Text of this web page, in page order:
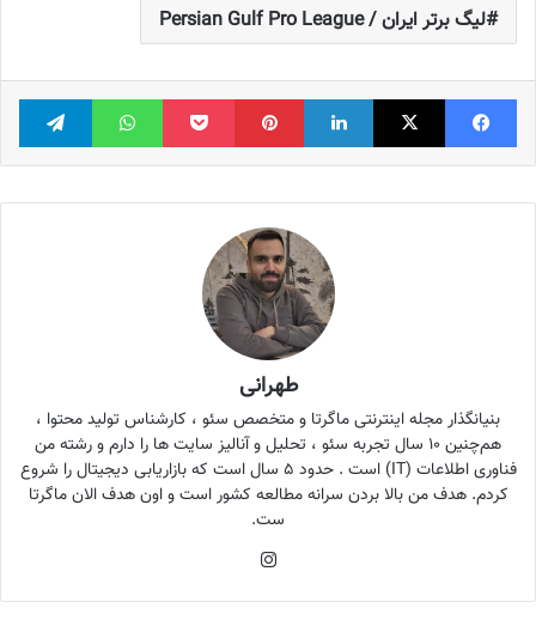
لیگ برتر ایران / Persian Gulf Pro League
فیس بوک X لینکدین ‫پین‌ترست پاکت واتس آپ
طهرانی
بنیانگذار مجله اینترنتی ماگرتا و متخصص سئو ، کارشناس تولید محتوا ،
هم‌چنین ۱۰ سال تجربه سئو ، تحلیل و آنالیز سایت ها را دارم و رشته من
فناوری اطلاعات (IT) است . حدود ۵ سال است که بازاریابی دیجیتال را شروع
کردم. هدف من بالا بردن سرانه مطالعه کشور است و اون هدف الان ماگرتا
ست.